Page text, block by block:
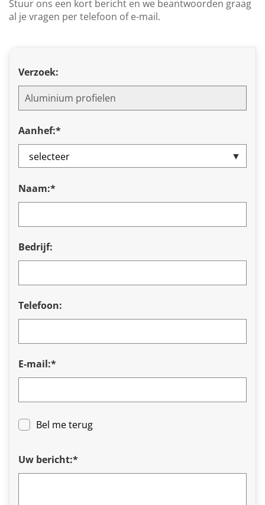
Stuur ons een kort bericht en we beantwoorden graag
al je vragen per telefoon of e-mail.
Verzoek:
Aanhef:*
Naam:*
Bedrijf:
Telefoon:
E-mail:*
Bel me terug
Uw bericht:*